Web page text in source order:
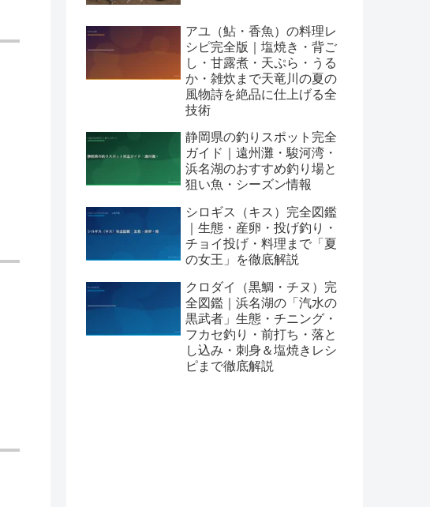
アユ（鮎・香魚）の料理レ
シピ完全版｜塩焼き・背ご
し・甘露煮・天ぷら・うる
か・雑炊まで天竜川の夏の
風物詩を絶品に仕上げる全
技術
静岡県の釣りスポット完全
ガイド｜遠州灘・駿河湾・
浜名湖のおすすめ釣り場と
狙い魚・シーズン情報
シロギス（キス）完全図鑑
｜生態・産卵・投げ釣り・
チョイ投げ・料理まで「夏
の女王」を徹底解説
クロダイ（黒鯛・チヌ）完
全図鑑｜浜名湖の「汽水の
黒武者」生態・チニング・
フカセ釣り・前打ち・落と
し込み・刺身＆塩焼きレシ
ピまで徹底解説